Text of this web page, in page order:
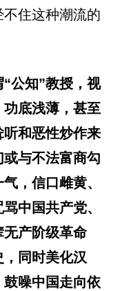
住这种潮流的
公知”教授，视
底浅薄，甚至
和恶性炒作来
与不法富商勾
，信口雌黄、
中国共产党、
产阶级革命
同时美化汉
噪中国走向依